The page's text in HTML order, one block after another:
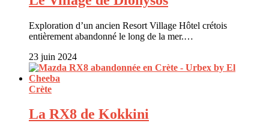
Exploration d’un ancien Resort Village Hôtel crétois
entièrement abandonné le long de la mer.…
23 juin 2024
Crète
La RX8 de Kokkini